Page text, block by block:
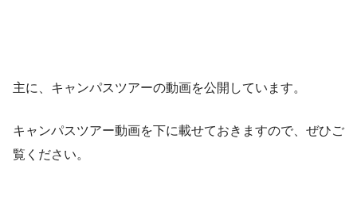
主に、キャンパスツアーの動画を公開しています。
キャンパスツアー動画を下に載せておきますので、ぜひご
覧ください。